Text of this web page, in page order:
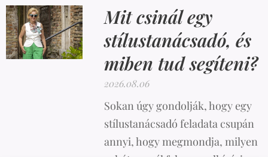
Mit csinál egy
stílustanácsadó, és
miben tud segíteni?
2026.08.06
Sokan úgy gondolják, hogy egy
stílustanácsadó feladata csupán
annyi, hogy megmondja, milyen